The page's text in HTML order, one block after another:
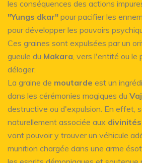
les conséquences des actions
"Yungs dkar" pour pacifier les
pour développer les pouvoirs
Ces graines sont expulsées par un
gueule du Makara , vers l'entité ou le
déloger.
La graine de moutarde est un
dans les cérémonies magiques du
destructive ou d'expulsion. En effet,
naturellement associée aux
vont pouvoir y trouver un véhicule
munition chargée dans une arme